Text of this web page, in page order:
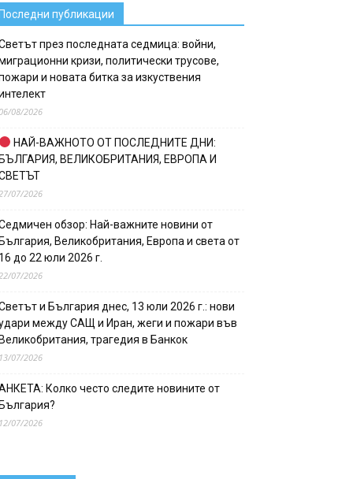
публикации
през последната седмица: войни,
кризи, политически трусове,
и новата битка за изкуствения
08/2026
НАЙ-ВАЖНОТО ОТ ПОСЛЕДНИТЕ ДНИ:
ВЕЛИКОБРИТАНИЯ, ЕВРОПА И
07/2026
обзор: Най-важните новини от
Великобритания, Европа и света от
до 22 юли 2026 г.
07/2026
и България днес, 13 юли 2026 г.: нови
между САЩ и Иран, жеги и пожари във
трагедия в Банкок
07/2026
Колко често следите новините от
07/2026